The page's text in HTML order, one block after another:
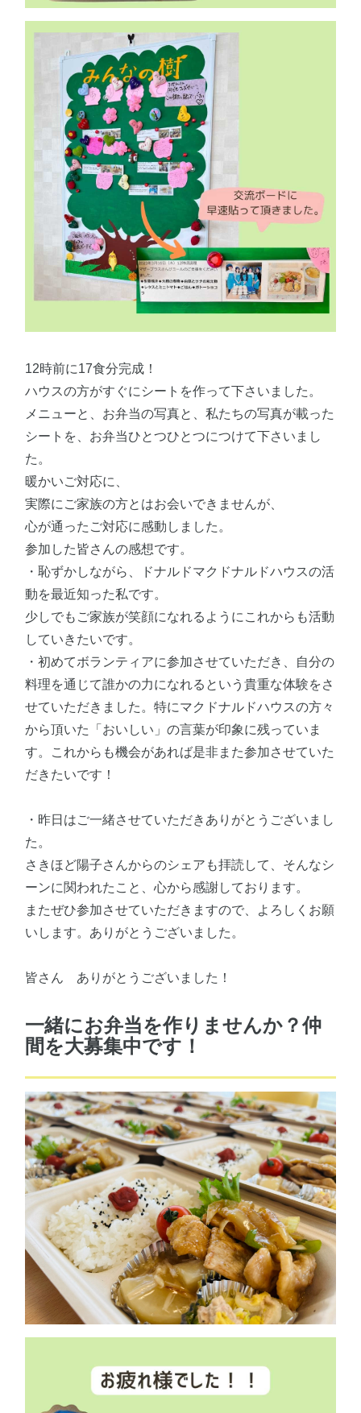
12時前に17食分完成！
ハウスの方がすぐにシートを作って下さいました。
メニューと、お弁当の写真と、私たちの写真が載った
シートを、お弁当ひとつひとつにつけて下さいまし
た。
暖かいご対応に、
実際にご家族の方とはお会いできませんが、
心が通ったご対応に感動しました。
参加した皆さんの感想です。
・恥ずかしながら、ドナルドマクドナルドハウスの活
動を最近知った私です。
少しでもご家族が笑顔になれるようにこれからも活動
していきたいです。
・初めてボランティアに参加させていただき、自分の
料理を通じて誰かの力になれるという貴重な体験をさ
せていただきました。特にマクドナルドハウスの方々
から頂いた「おいしい」の言葉が印象に残っていま
す。これからも機会があれば是非また参加させていた
だきたいです！
・昨日はご一緒させていただきありがとうございまし
た。
さきほど陽子さんからのシェアも拝読して、そんなシ
ーンに関われたこと、心から感謝しております。
またぜひ参加させていただきますので、よろしくお願
いします。ありがとうございました。
皆さん ありがとうございました！
一緒にお弁当を作りませんか？仲
間を大募集中です！